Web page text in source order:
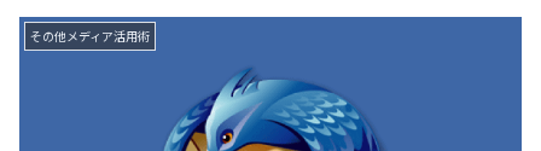
その他メディア活用術